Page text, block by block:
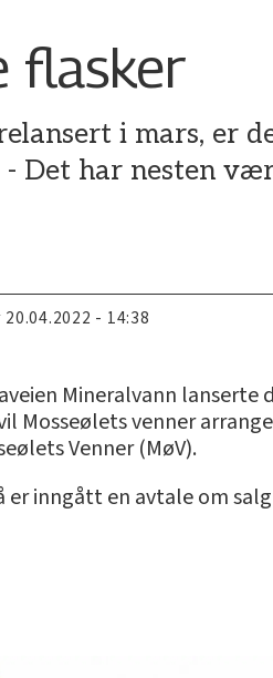
flasker
i mars, er
Det har nesten
20.04.2022 - 14:38
Mineralvann
Mosseølets venner
Venner (MøV).
inngått en avtale om